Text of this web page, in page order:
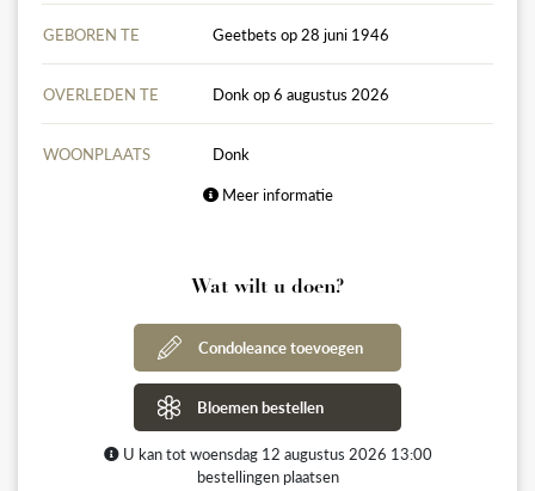
GEBOREN TE Geetbets op 28 juni 1946
OVERLEDEN TE Donk op 6 augustus 2026
WOONPLAATS
Donk
Meer informatie
Wat wilt u doen?
Condoleance toevoegen
Bloemen bestellen
U kan tot woensdag 12 augustus 2026 13:00
bestellingen plaatsen